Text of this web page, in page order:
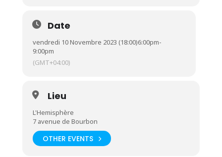
Date
vendredi 10 Novembre 2023 (18:00)6:00pm-
9:00pm
(GMT+04:00)
Lieu
L'Hemisphère
7 avenue de Bourbon
OTHER EVENTS